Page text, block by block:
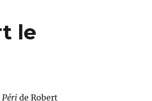
le
Péride Robert